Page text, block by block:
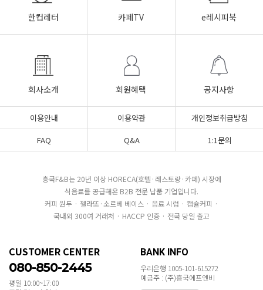
한컵레터 카페TV e레시피북
회사소개 회원혜택 공지사항
이용안내 이용약관
개인정보취급방침
FAQ
Q&A 1:1문의
흥국F&B는 20년 이상 HORECA(호텔·레스토랑·카페) 시장에
식음료를 공급해온 B2B 전문 납품 기업입니다.
커피 원두 · 젤라또·소르베 베이스 · 음료 시럽 · 캡슐커피 ·
국내외 300여 거래처 · HACCP 인증 · 전국 당일 출고
CUSTOMER CENTER
080-850-2445
평일 10:00~17:00
BANK INFO
우리은행 1005-101-615272
예금주 : (주)흥국에프엔비